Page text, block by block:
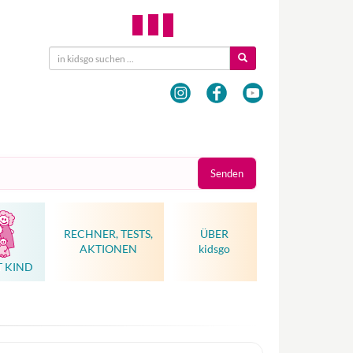
Senden
KIND
RECHNER, TESTS,
AKTIONEN
ÜBER
kidsgo